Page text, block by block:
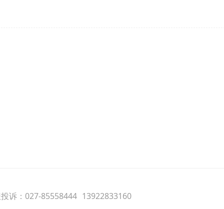
诉：027-85558444 13922833160